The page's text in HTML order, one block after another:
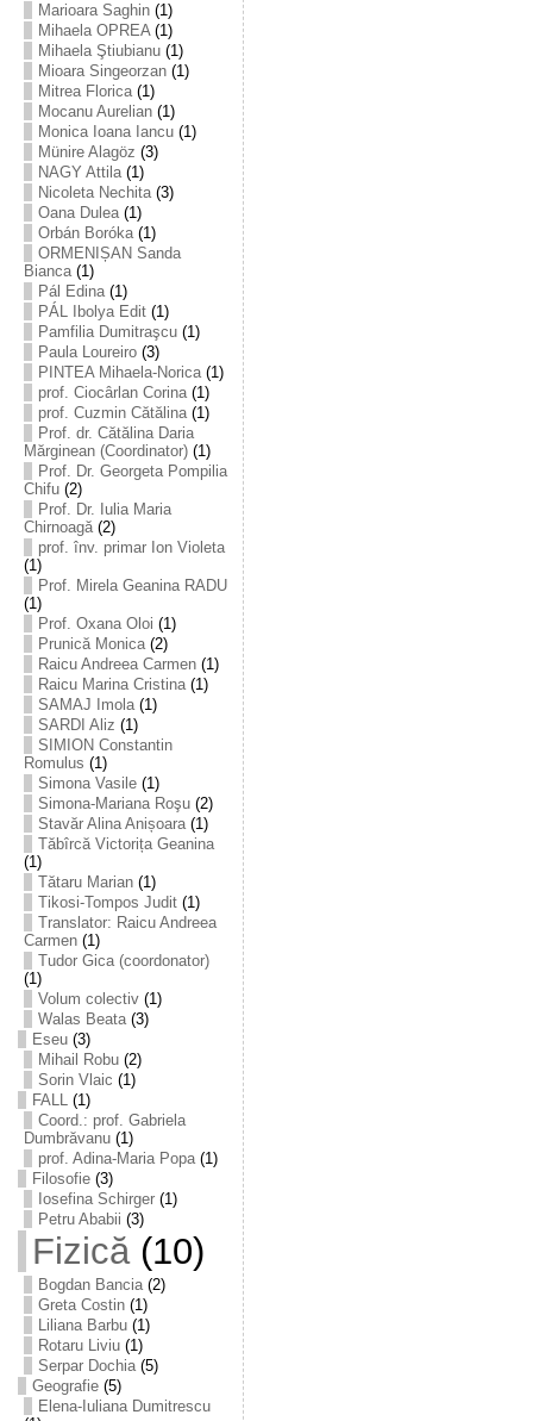
Marioara Saghin(1)
Mihaela OPREA(1)
Mihaela Ştiubianu(1)
Mioara Singeorzan(1)
Mitrea Florica(1)
Mocanu Aurelian(1)
Monica Ioana Iancu(1)
Münire Alagöz (3)
NAGY Attila(1)
Nicoleta Nechita(3)
Oana Dulea(1)
Orbán Boróka(1)
ORMENIȘAN Sanda
Bianca(1)
Pál Edina(1)
PÁL Ibolya Edit(1)
Pamfilia Dumitraşcu(1)
Paula Loureiro(3)
PINTEA Mihaela-Norica(1)
prof. Ciocârlan Corina(1)
prof. Cuzmin Cătălina(1)
Prof. dr. Cătălina Daria
Mărginean (Coordinator)(1)
Prof. Dr. Georgeta Pompilia
Chifu(2)
Prof. Dr. Iulia Maria
Chirnoagă(2)
prof. înv. primar Ion Violeta
(1)
Prof. Mirela Geanina RADU
(1)
Prof. Oxana Oloi (1)
Prunică Monica(2)
Raicu Andreea Carmen(1)
Raicu Marina Cristina(1)
SAMAJ Imola(1)
SARDI Aliz (1)
SIMION Constantin
Romulus (1)
Simona Vasile(1)
Simona-Mariana Roşu(2)
Stavăr Alina Anișoara(1)
Tăbîrcă Victorița Geanina
(1)
Tătaru Marian(1)
Tikosi-Tompos Judit(1)
Translator: Raicu Andreea
Carmen(1)
Tudor Gica (coordonator)
(1)
Volum colectiv(1)
Walas Beata(3)
Eseu(3)
Mihail Robu(2)
Sorin Vlaic (1)
FALL(1)
Coord.: prof. Gabriela
Dumbrăvanu(1)
prof. Adina-Maria Popa(1)
Filosofie(3)
Iosefina Schirger(1)
Petru Ababii (3)
Fizică(10)
Bogdan Bancia(2)
Greta Costin(1)
Liliana Barbu(1)
Rotaru Liviu(1)
Serpar Dochia(5)
Geografie(5)
Elena-Iuliana Dumitrescu